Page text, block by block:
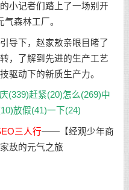
小记者们踏上了一场别开
森林工厂。
导下，赵家敖亲眼目睹了
，了解到先进的生产工艺
驱动下的新质生产力。
(339)赶紧(20)怎么(269)中
放假(41)一下(24)
三人行—— 【经观少年商
敖的元气之旅